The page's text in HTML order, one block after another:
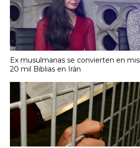
Ex musulmanas se convierten en
20 mil Biblias en Irán